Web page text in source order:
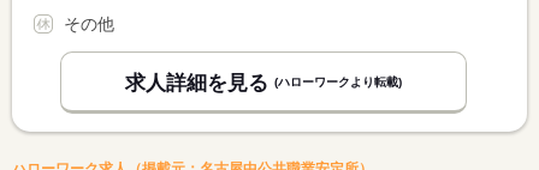
その他
求人詳細を見る (ハローワークより転載)